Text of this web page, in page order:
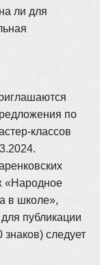
ли для
по
классов
«Народное
в школе»,
публикации
следует